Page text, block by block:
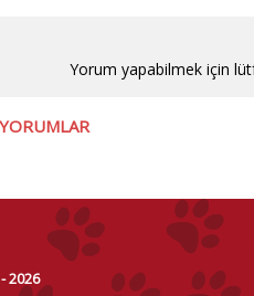
Yorum yapabilmek için
2026